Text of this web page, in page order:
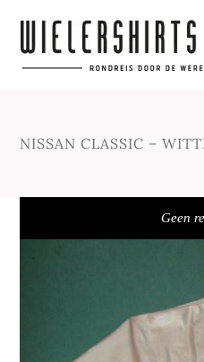
NISSAN CLASSIC –
Geen